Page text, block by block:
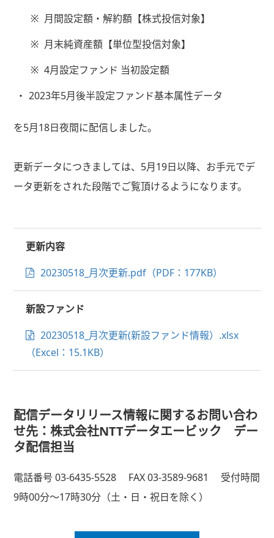
※ 月間設定額・解約額【株式投信対象】
※ 月末純資産額【単位型投信対象】
※ 4月設定ファンド 当初設定額
2023年5月後半設定ファンド基本属性データ
を5月18日夜間に配信しました。
更新データにつきましては、5月19日以降、お手元でデ
ータ更新をされた段階でご覧頂けるようになります。
更新内容
20230518_月次更新.pdf（PDF：177KB）
新設ファンド
20230518_月次更新(新設ファンド情報）.xlsx
（Excel：15.1KB）
配信データリリース情報に関するお問い合わ
せ先：株式会社NTTデータエービック デー
タ配信担当
電話番号 03-6435-5528 FAX 03-3589-9681
受付時間
9時00分～17時30分（土・日・祝日を除く）